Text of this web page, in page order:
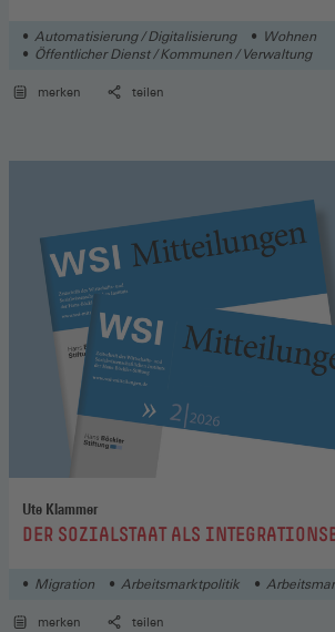
Automatisierung / Digitalisierung
Wohnen
Öffentlicher Dienst / Kommunen / Verwaltung
merken teilen
Ute Klammer
:DER SOZIALSTAAT ALS
Migration Arbeitsmarktpolitik
merken teilen